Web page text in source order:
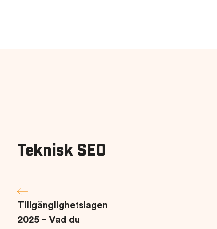
Teknisk SEO
Tillgänglighetslagen
2025 – Vad du